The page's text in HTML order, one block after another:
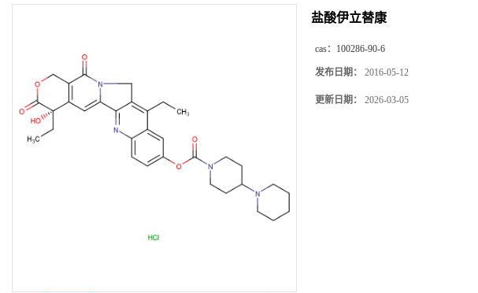
盐酸伊立替康
cas： 100286-90-6
发布日期： 2016-05-12
更新日期： 2026-03-05